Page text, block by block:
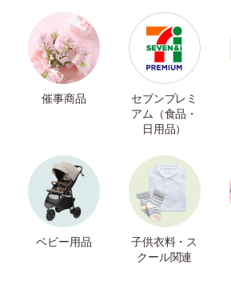
催事商品
セブンプレミ
アム（食品・
日用品）
ベビー用品
子供衣料・ス
クール関連